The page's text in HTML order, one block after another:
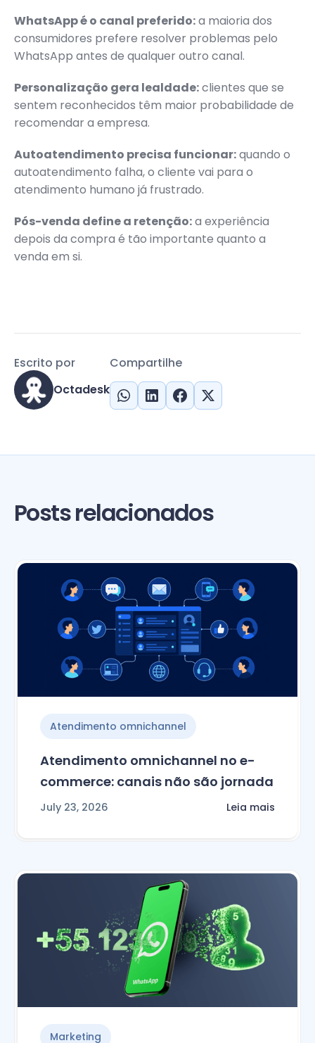
WhatsApp é o canal preferido:a maioria dos
consumidores prefere resolver problemas pelo
WhatsApp antes de qualquer outro canal.
Personalização gera lealdade:clientes que se
sentem reconhecidos têm maior probabilidade de
recomendar a empresa.
Autoatendimento precisa funcionar:quando o
autoatendimento falha, o cliente vai para o
atendimento humano já frustrado.
Pós-venda define a retenção:a experiência
depois da compra é tão importante quanto a
venda em si.
Compartilhe
Escrito por
Octadesk
Posts relacionados
Atendimento omnichannel
Atendimento omnichannel no e-
commerce: canais não são jornada
July 23, 2026 Leia mais
Marketing